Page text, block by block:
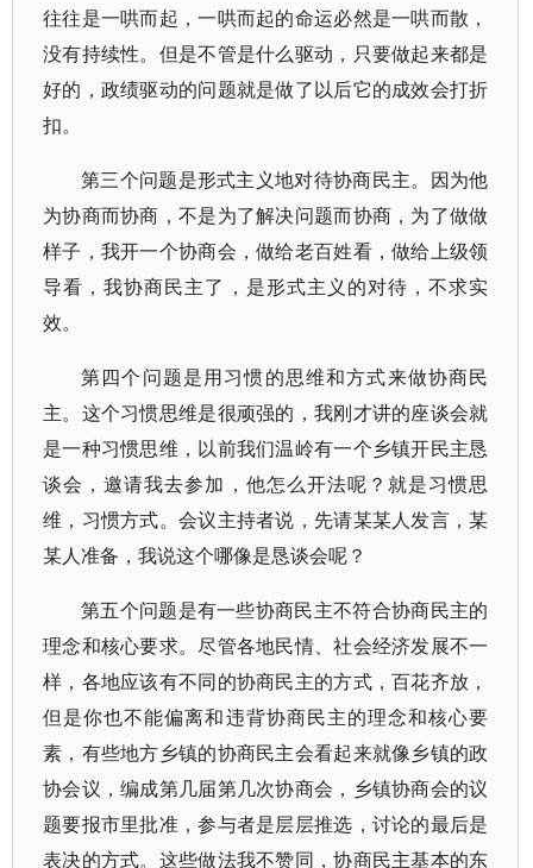
往往是一哄而起，一哄而起的命运必然是一哄而散，
没有持续性。但是不管是什么驱动，只要做起来都是
好的，政绩驱动的问题就是做了以后它的成效会打折
扣。
第三个问题是形式主义地对待协商民主。因为他
为协商而协商，不是为了解决问题而协商，为了做做
样子，我开一个协商会，做给老百姓看，做给上级领
导看，我协商民主了，是形式主义的对待，不求实
效。
第四个问题是用习惯的思维和方式来做协商民
主。这个习惯思维是很顽强的，我刚才讲的座谈会就
是一种习惯思维，以前我们温岭有一个乡镇开民主恳
谈会，邀请我去参加，他怎么开法呢？就是习惯思
维，习惯方式。会议主持者说，先请某某人发言，某
某人准备，我说这个哪像是恳谈会呢？
第五个问题是有一些协商民主不符合协商民主的
理念和核心要求。尽管各地民情、社会经济发展不一
样，各地应该有不同的协商民主的方式，百花齐放，
但是你也不能偏离和违背协商民主的理念和核心要
素，有些地方乡镇的协商民主会看起来就像乡镇的政
协会议，编成第几届第几次协商会，乡镇协商会的议
题要报市里批准，参与者是层层推选，讨论的最后是
表决的方式。这些做法我不赞同，协商民主基本的东